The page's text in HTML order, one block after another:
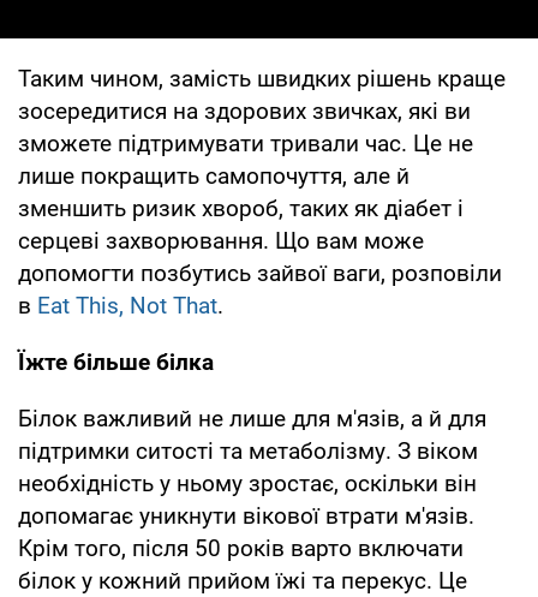
Таким чином, замість швидких рішень краще
зосередитися на здорових звичках, які ви
зможете підтримувати тривали час. Це не
лише покращить самопочуття, але й
зменшить ризик хвороб, таких як діабет і
серцеві захворювання. Що вам може
допомогти позбутись зайвої ваги, розповіли
в Eat This, Not That.
Їжте більше білка
Білок важливий не лише для м'язів, а й для
підтримки ситості та метаболізму. З віком
необхідність у ньому зростає, оскільки він
допомагає уникнути вікової втрати м'язів.
Крім того, після 50 років варто включати
білок у кожний прийом їжі та перекус. Це